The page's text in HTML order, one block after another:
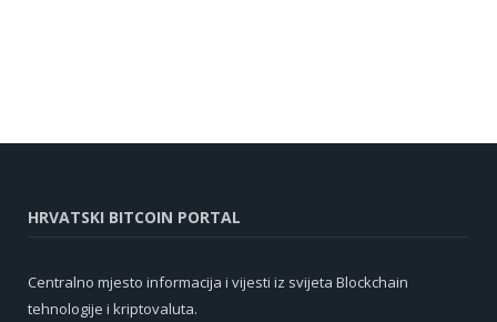
HRVATSKI BITCOIN PORTAL
Centralno mjesto informacija i vijesti iz svijeta Blockchain
tehnologije i kriptovaluta.